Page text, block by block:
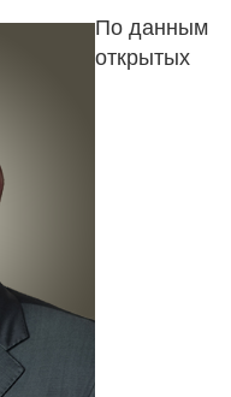
По данным
открытых